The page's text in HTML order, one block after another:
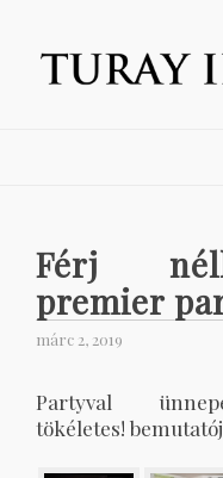
Férj
premier
márc 2, 2019
Partyval
tökéletes!